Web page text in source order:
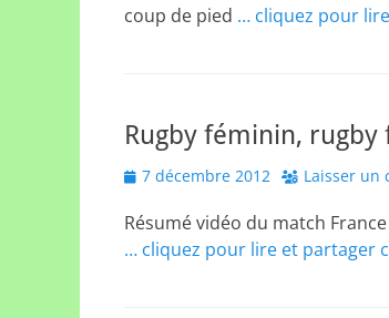
coup de pied … cliquez pour
Rugby féminin, rugby
Posted
7 décembre 2012 Laisser un
Résumé vidéo du match
… cliquez pour lire et partager